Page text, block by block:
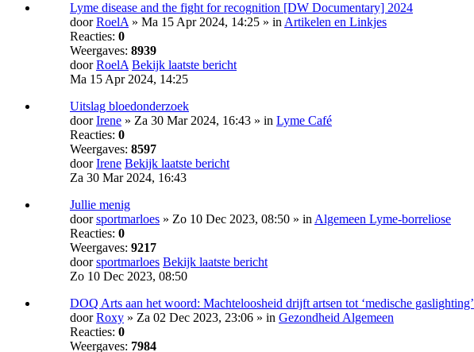
Lyme disease and the fight for recognition [DW Documentary] 2024
doorRoelA » Ma 15 Apr 2024, 14:25 » in Artikelen en Linkjes
Reacties: 0
Weergaves: 8939
doorRoelA Bekijk laatste bericht
Ma 15 Apr 2024, 14:25
Uitslag bloedonderzoek
doorIrene » Za 30 Mar 2024, 16:43 » in Lyme Café
Reacties: 0
Weergaves: 8597
doorIrene Bekijk laatste bericht
Za 30 Mar 2024, 16:43
Jullie menig
doorsportmarloes » Zo 10 Dec 2023, 08:50 » in Algemeen Lyme-borreliose
Reacties: 0
Weergaves: 9217
doorsportmarloes Bekijk laatste bericht
Zo 10 Dec 2023, 08:50
DOQ Arts aan het woord: Machte­loosheid drijft artsen tot ‘medische gas­lighting’
doorRoxy » Za 02 Dec 2023, 23:06 » in Gezondheid Algemeen
Reacties: 0
Weergaves: 7984